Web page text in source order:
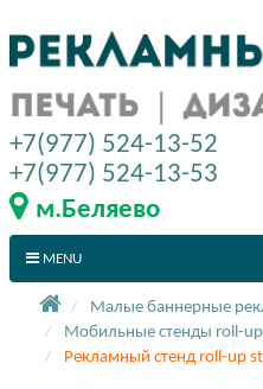
Малые баннерные
Мобильные стенды roll-up
Рекламный стенд roll-up
+7(977) 524-13-52
+7(977) 524-13-53
м.Беляево
MENU